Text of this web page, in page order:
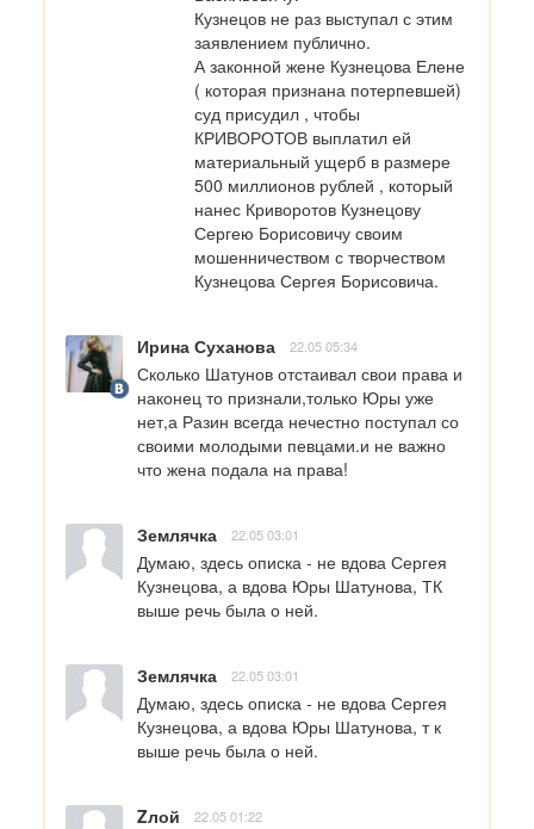
Кузнецов не раз выступал с этим
заявлением публично.
А законной жене Кузнецова Елене
( которая признана потерпевшей)
суд присудил , чтобы
КРИВОРОТОВ выплатил ей
материальный ущерб в размере
500 миллионов рублей , который
нанес Криворотов Кузнецову
Сергею Борисовичу своим
мошенничеством с творчеством
Кузнецова Сергея Борисовича.
Ирина Суханова 22.05 05:34
Сколько Шатунов отстаивал свои права и
наконец то признали,только Юры уже
нет,а Разин всегда нечестно поступал со
своими молодыми певцами.и не важно
что жена подала на права!
Землячка 22.05 03:01
Думаю, здесь описка - не вдова Сергея
Кузнецова, а вдова Юры Шатунова, ТК
выше речь была о ней.
Землячка 22.05 03:01
Думаю, здесь описка - не вдова Сергея
Кузнецова, а вдова Юры Шатунова, т к
выше речь была о ней.
Zлой 22.05 01:22